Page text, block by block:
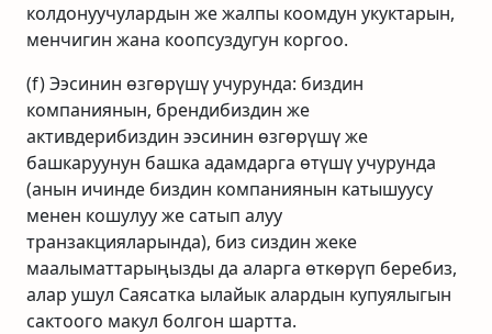
колдонуучулардын же жалпы коомдун укуктарын,
менчигин жана коопсуздугун коргоо.
(f) Ээсинин өзгөрүшү учурунда: биздин
компаниянын, брендибиздин же
активдерибиздин ээсинин өзгөрүшү же
башкаруунун башка адамдарга өтүшү учурунда
(анын ичинде биздин компаниянын катышуусу
менен кошулуу же сатып алуу
транзакцияларында), биз сиздин жеке
маалыматтарыңызды да аларга өткөрүп беребиз,
алар ушул Саясатка ылайык алардын купуялыгын
сактоого макул болгон шартта.